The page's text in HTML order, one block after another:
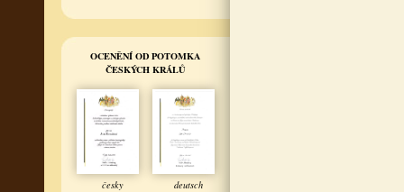
OCENĚNÍ OD POTOMKA
ČESKÝCH KRÁLŮ
česky deutsch